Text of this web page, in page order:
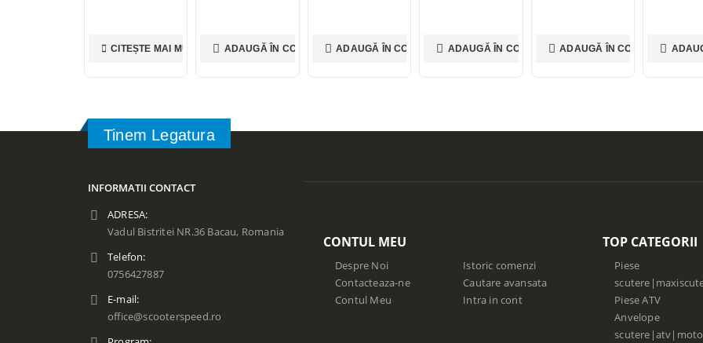
CITEȘTE MAI MULT ADAUGĂ ÎN COȘ ADAUGĂ ÎN COȘ ADAUGĂ ÎN COȘ ADAUGĂ ÎN COȘ
Tinem Legatura
INFORMATII CONTACT
ADRESA:
Vadul Bistritei NR.36 Bacau, Romania
Telefon:
0756427887
E-mail:
office@scooterspeed.ro
CONTUL MEU
Despre Noi
Contacteaza-ne
Contul Meu
Istoric comenzi
Cautare avansata
Intra in cont
TOP CATEGORII
Piese
Piese ATV
Anvelope